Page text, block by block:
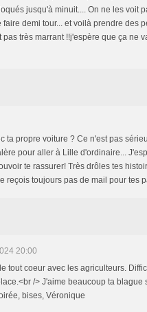
jusqu'à minuit.... On ne les voit
demi tour... et voilà prendre des
très marrant !!j'espère que ça ne
ta propre voiture ? Ce n'est pas
pour aller à Lille d'ordinaire...
te rassurer! Très drôles tes
reçois toujours pas de mail pour tes
20:00
tout coeur avec les agriculteurs.
/> J'aime beaucoup ta blague
bises, Véronique